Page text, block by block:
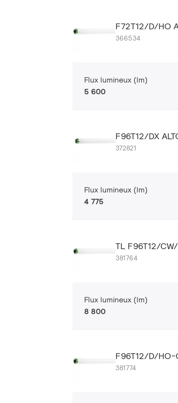
F72T12/D/HO
366534
Flux lumineux (lm)
5 600
F96T12/DX
372821
Flux lumineux (lm)
4 775
TL F96T12/
381764
Flux lumineux (lm)
8 800
F96T12/D/HO-
381774